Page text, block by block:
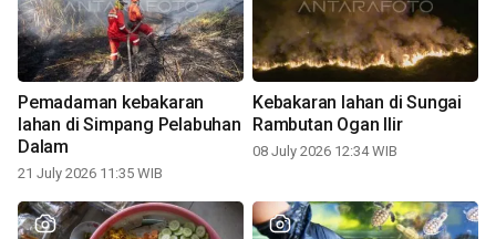
Pemadaman kebakaran
lahan di Simpang Pelabuhan
Dalam
21 July 2026 11:35 WIB
Kebakaran lahan di Sungai
Rambutan Ogan Ilir
08 July 2026 12:34 WIB